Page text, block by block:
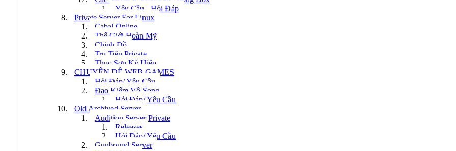
Yêu Cầu - Hỏi Đáp
Private Server For Linux
Cabal Online
Thế Giới Hoàn Mỹ
Chinh Đồ
Tru Tiên Private
Thục Sơn Kỳ Hiệp
CHUYÊN ĐỀ WEB GAMES
Hỏi Đáp/ Yêu Cầu
Đao Kiếm Vô Song
Hỏi Đáp/ Yêu Cầu
Old Archived Server
Audition Server Private
Releases
Hỏi Đáp/ Yêu Cầu
Gunbound Server